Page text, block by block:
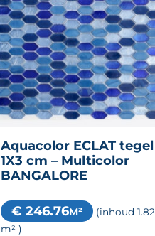
Aquacolor ECLAT tegel
1X3 cm – Multicolor
BANGALORE
€ 246.76M²
(inhoud 1.82
m² )